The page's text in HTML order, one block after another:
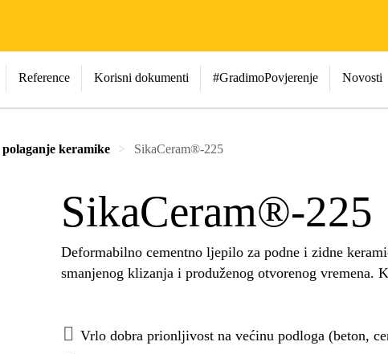
Reference Korisni dokumenti #GradimoPovjerenje Novosti
keramike SikaCeram®-225
SikaCeram®-225
Deformabilno cementno ljepilo za podne i zidne
smanjenog klizanja i produženog otvorenog vremena.
Vrlo dobra prionljivost na većinu podloga (beton,